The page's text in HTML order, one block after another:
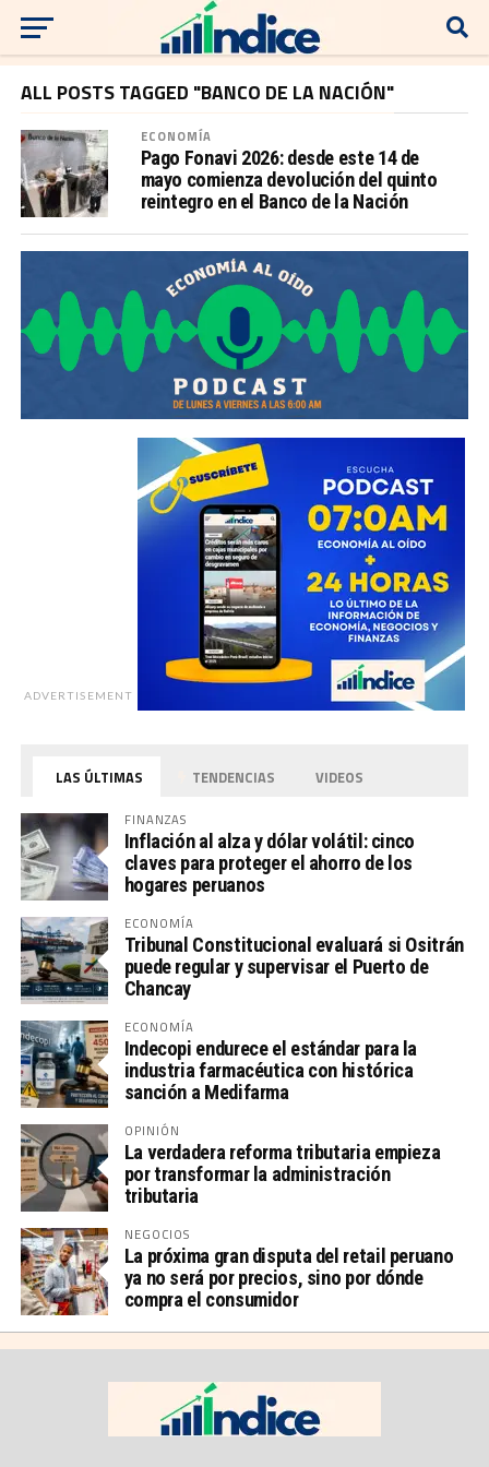
ALL POSTS TAGGED "BANCO DE LA NACIÓN"
ECONOMÍA
Pago Fonavi 2026: desde este 14 de
mayo comienza devolución del quinto
reintegro en el Banco de la Nación
ADVERTISEMENT
LAS ÚLTIMAS TENDENCIAS VIDEOS
FINANZAS
Inflación al alza y dólar volátil: cinco
claves para proteger el ahorro de los
hogares peruanos
ECONOMÍA
Tribunal Constitucional evaluará si Ositrán
puede regular y supervisar el Puerto de
Chancay
ECONOMÍA
Indecopi endurece el estándar para la
industria farmacéutica con histórica
sanción a Medifarma
OPINIÓN
La verdadera reforma tributaria empieza
por transformar la administración
tributaria
NEGOCIOS
La próxima gran disputa del retail peruano
ya no será por precios, sino por dónde
compra el consumidor